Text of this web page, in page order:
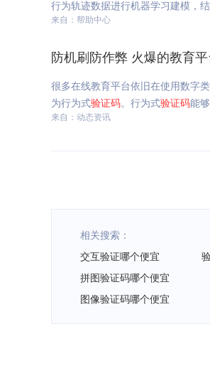
行为轨迹数据进行机器学习建模，
来自：帮助中心
防机刷防作弊 火爆的教育
很多在线教育平台依旧在使用数字
为行为式验证码。行为式验证码能
来自：动态资讯
相关搜索：
交互验证哪个便宜
拼图验证码哪个便宜
图像验证码哪个便宜